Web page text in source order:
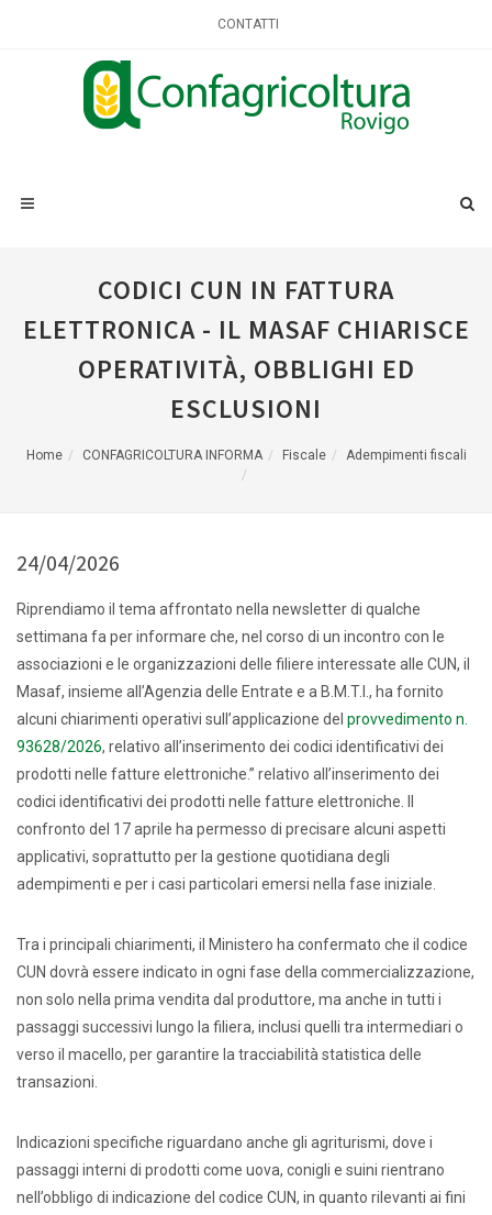
CONTATTI
CODICI CUN IN FATTURA
ELETTRONICA - IL MASAF CHIARISCE
OPERATIVITÀ, OBBLIGHI ED
ESCLUSIONI
Home CONFAGRICOLTURA INFORMA Fiscale Adempimenti fiscali
24/04/2026
Riprendiamo il tema affrontato nella newsletter di qualche
settimana fa per informare che, nel corso di un incontro con le
associazioni e le organizzazioni delle filiere interessate alle CUN, il
Masaf, insieme all’Agenzia delle Entrate e a B.M.T.I., ha fornito
alcuni chiarimenti operativi sull’applicazione del provvedimento n.
93628/2026, relativo all’inserimento dei codici identificativi dei
prodotti nelle fatture elettroniche.” relativo all’inserimento dei
codici identificativi dei prodotti nelle fatture elettroniche. Il
confronto del 17 aprile ha permesso di precisare alcuni aspetti
applicativi, soprattutto per la gestione quotidiana degli
adempimenti e per i casi particolari emersi nella fase iniziale.
Tra i principali chiarimenti, il Ministero ha confermato che il codice
CUN dovrà essere indicato in ogni fase della commercializzazione,
non solo nella prima vendita dal produttore, ma anche in tutti i
passaggi successivi lungo la filiera, inclusi quelli tra intermediari o
verso il macello, per garantire la tracciabilità statistica delle
transazioni.
Indicazioni specifiche riguardano anche gli agriturismi, dove i
passaggi interni di prodotti come uova, conigli e suini rientrano
nell’obbligo di indicazione del codice CUN, in quanto rilevanti ai fini